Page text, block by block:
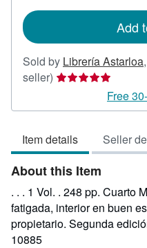
Add
Sold by Librería Astarloa,
seller) Seller
5
of
5
stars
Free
Item details Seller
About this Item
. . . 1 Vol. . 248 pp. Cuarto
fatigada, interior en buen
propietario. Segunda
10885